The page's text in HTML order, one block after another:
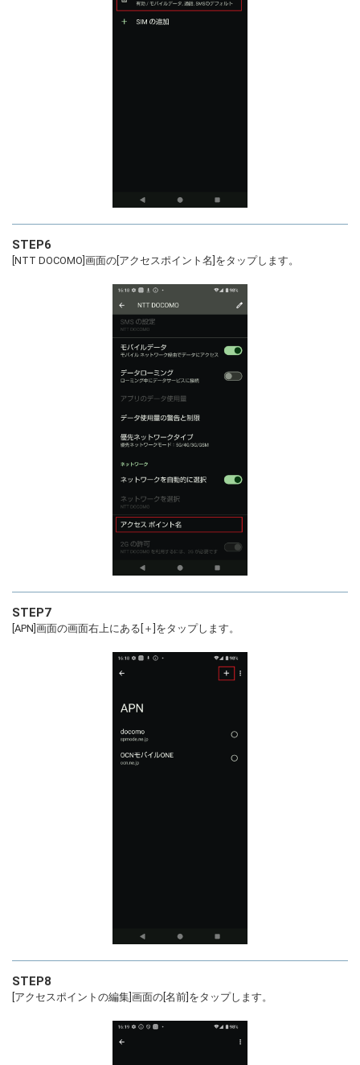
STEP6
[NTT DOCOMO]画面の[アクセスポイント名]をタップします。
STEP7
[APN]画面の画面右上にある[＋]をタップします。
STEP8
[アクセスポイントの編集]画面の[名前]をタップします。